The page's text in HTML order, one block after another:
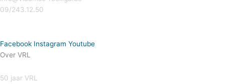
09/243.12.50
Facebook Instagram Youtube
Over VRL
50 jaar VRL